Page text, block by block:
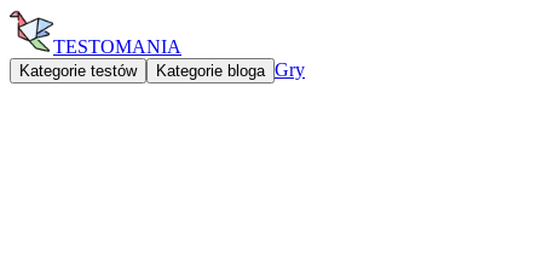
TESTOMANIA
Kategorie testów Kategorie bloga Gry